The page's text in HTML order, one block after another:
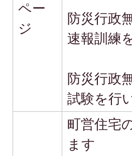
ペー
ジ
防災行政
速報訓練
防災行政
試験を行
町営住宅
ます